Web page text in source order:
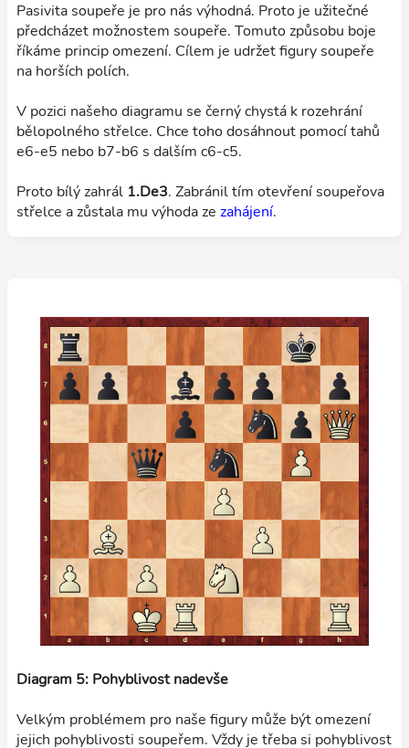
Pasivita soupeře je pro nás výhodná. Proto je užitečné
předcházet možnostem soupeře. Tomuto způsobu boje
říkáme princip omezení. Cílem je udržet figury soupeře
na horších polích.
V pozici našeho diagramu se černý chystá k rozehrání
bělopolného střelce. Chce toho dosáhnout pomocí tahů
e6-e5 nebo b7-b6 s dalším c6-c5.
Proto bílý zahrál 1.De3. Zabránil tím otevření soupeřova
střelce a zůstala mu výhoda ze zahájení.
Diagram 5: Pohyblivost nadevše
Velkým problémem pro naše figury může být omezení
jejich pohyblivosti soupeřem. Vždy je třeba si pohyblivost